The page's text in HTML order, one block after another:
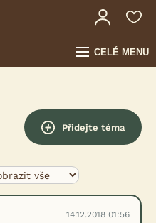
CELÉ MENU
Přidejte téma
14.12.2018 01:56